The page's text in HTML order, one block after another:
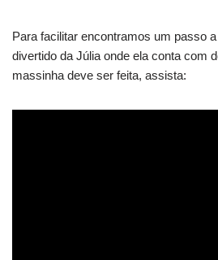
Para facilitar encontramos um passo
divertido da Júlia onde ela conta com
massinha deve ser feita, assista: